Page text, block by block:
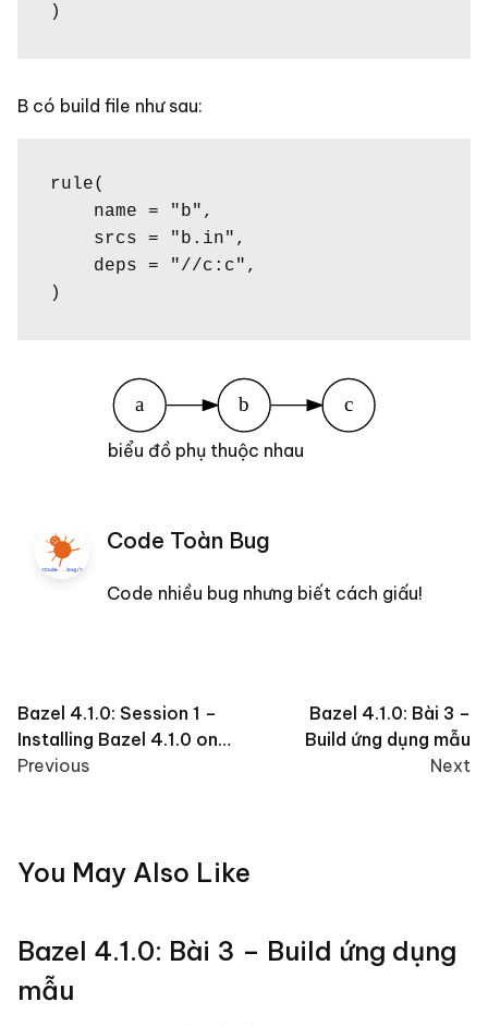
)
B có build file như sau:
rule(
)
biểu đồ phụ thuộc nhau
Code Toàn Bug
Code nhiều bug nhưng biết cách giấu!
Post
navigation
Bazel 4.1.0: Session 1 –
Installing Bazel 4.1.0 on
macOS
Previous
Bazel 4.1.0: Bài 3 –
Build ứng dụng mẫu
Next
You May Also Like
Bazel 4.1.0: Bài 3 – Build ứng dụng
mẫu